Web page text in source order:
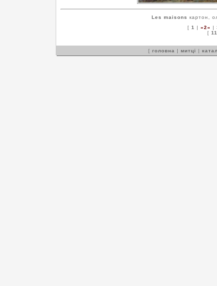
Les maisons картон,
[ 1 | »2« |
[ 11
[ головна | митці |